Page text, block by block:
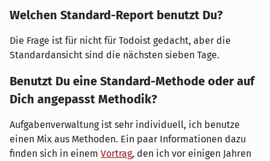
Welchen Standard-Report benutzt Du?
Die Frage ist für nicht für Todoist gedacht, aber die
Standardansicht sind die nächsten sieben Tage.
Benutzt Du eine Standard-Methode oder auf
Dich angepasst Methodik?
Aufgabenverwaltung ist sehr individuell, ich benutze
einen Mix aus Methoden. Ein paar Informationen dazu
finden sich in einem Vortrag, den ich vor einigen Jahren